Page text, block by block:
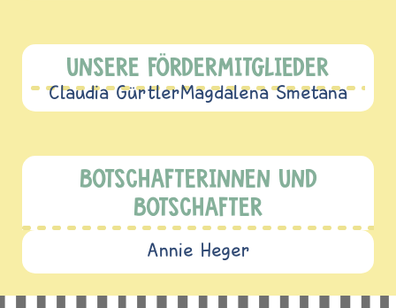
UNSERE FÖRDERMITGLIEDER
Claudia GürtlerMagdalena Smetana
BOTSCHAFTERINNEN UND
BOTSCHAFTER
Annie Heger